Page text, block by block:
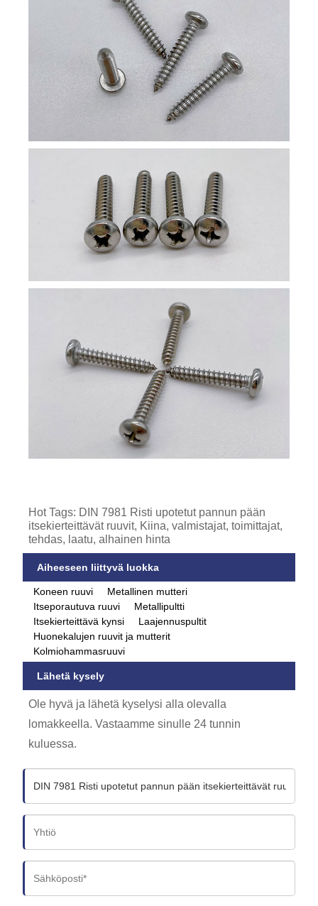
Hot Tags: DIN 7981 Risti upotetut pannun pään
itsekierteittävät ruuvit, Kiina, valmistajat, toimittajat,
tehdas, laatu, alhainen hinta
Aiheeseen liittyvä luokka
Koneen ruuvi
Metallinen mutteri
Itseporautuva ruuvi
Metallipultti
Itsekierteittävä kynsi
Laajennuspultit
Huonekalujen ruuvit ja mutterit
Kolmiohammasruuvi
Lähetä kysely
Ole hyvä ja lähetä kyselysi alla olevalla
lomakkeella. Vastaamme sinulle 24 tunnin
kuluessa.